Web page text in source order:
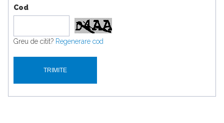
Cod
Greu de citit? Regenerare cod